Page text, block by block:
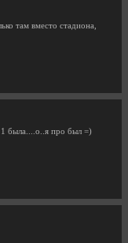
там вместо стадиона,
была....о..я про был =)